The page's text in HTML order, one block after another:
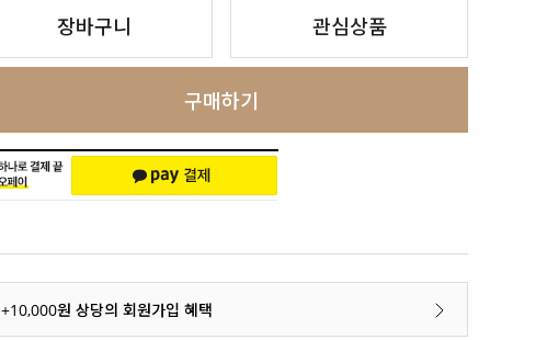
장바구니 관심상품
구매하기
+10,000원 상당의 회원가입 혜택